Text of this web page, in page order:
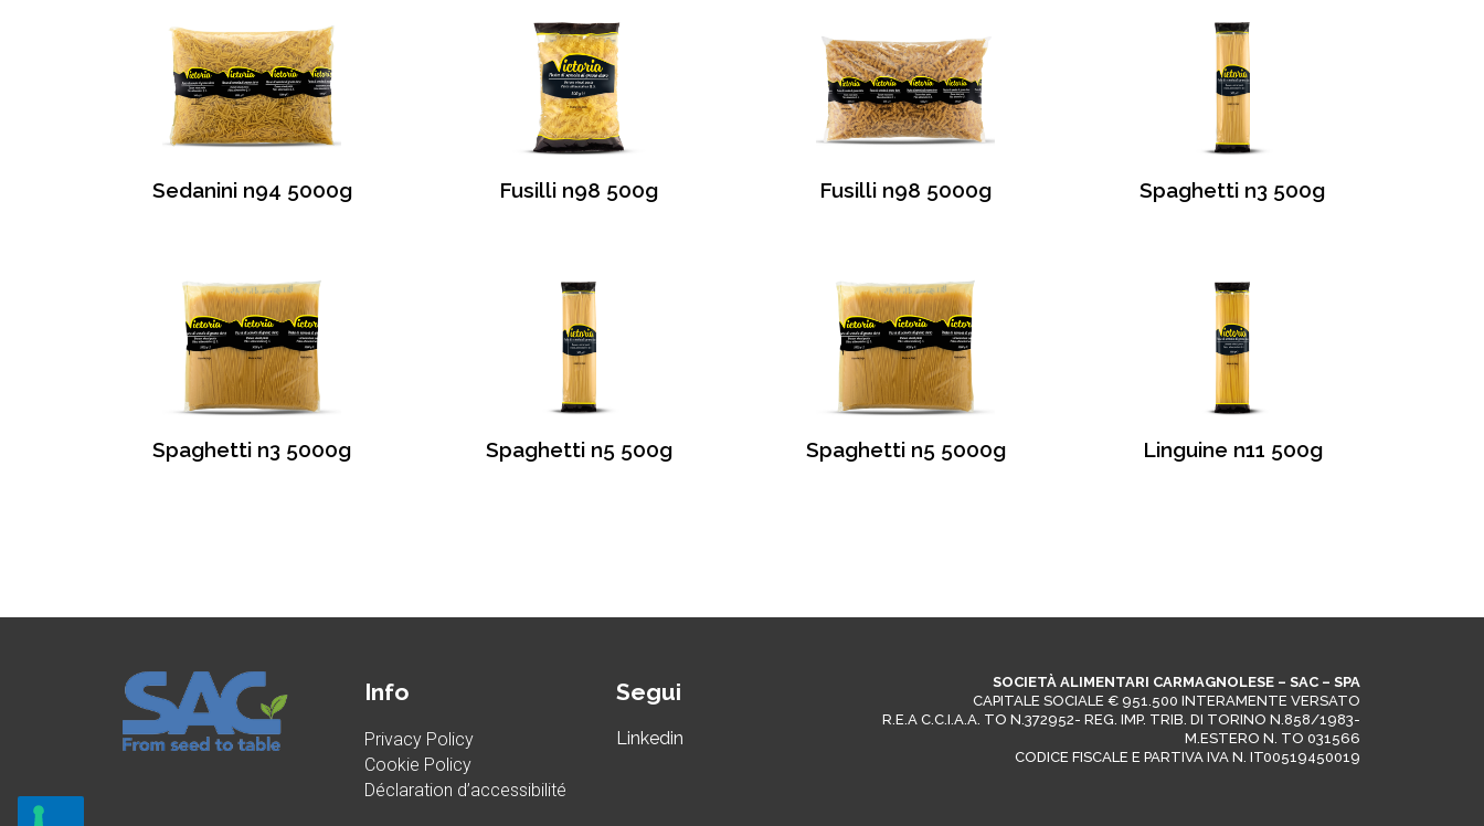
Sedanini n94 5000g Fusilli n98 500g Fusilli n98 5000g Spaghetti n3 500g
Spaghetti n3 5000g Spaghetti n5 500g Spaghetti n5 5000g Linguine n11 500g
Info
Privacy Policy
Cookie Policy
Déclaration d’accessibilité
Segui
Linkedin
SOCIETÀ ALIMENTARI CARMAGNOLESE – SAC – SPA
CAPITALE SOCIALE € 951.500 INTERAMENTE VERSATO
R.E.A C.C.I.A.A. TO N.372952- REG. IMP. TRIB. DI TORINO N.858/1983-
M.ESTERO N. TO 031566
CODICE FISCALE E PARTIVA IVA N. IT00519450019